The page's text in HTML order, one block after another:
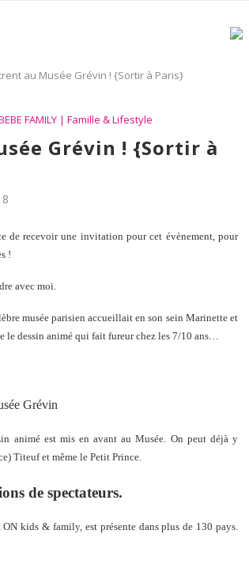
au Musée Grévin ! {Sortir à Paris}
FAMILY | Famille & Lifestyle
Grévin ! {Sortir à
de recevoir une invitation pour cet évènement, pour
!
avec moi.
musée parisien accueillait en son sein Marinette et
le dessin animé qui fait fureur chez les 7/10 ans…
Grévin
animé est mis en avant au Musée. On peut déjà y
Titeuf et même le Petit Prince.
de spectateurs.
kids & family, est présente dans plus de 130 pays.